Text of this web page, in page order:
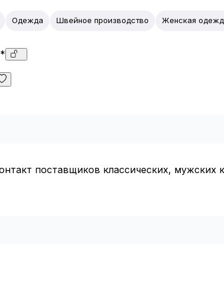
Одежда Швейное производство Женская
поставщиков классических, мужских